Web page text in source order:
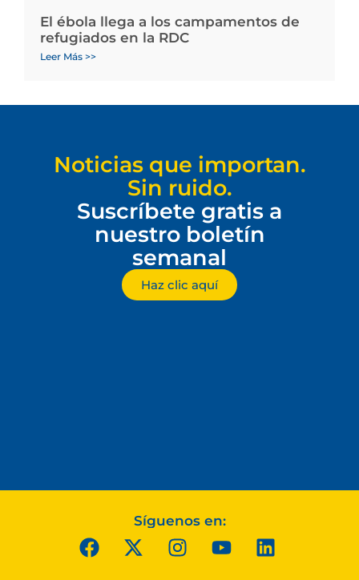
El ébola llega a los campamentos de
refugiados en la RDC
Leer Más >>
Noticias que importan.
Sin ruido.
Suscríbete gratis a
nuestro boletín
semanal
Haz clic aquí
Síguenos en: